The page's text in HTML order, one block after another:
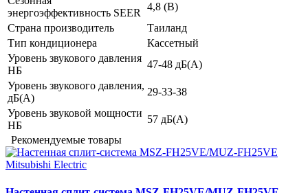
энергоэффективность SEER
4,8 (B)
Страна производитель
Таиланд
Тип кондиционера
Кассетный
Уровень звукового давления
НБ
47-48 дБ(А)
Уровень звукового давления,
дБ(А)
29-33-38
Уровень звуковой мощности
НБ
57 дБ(А)
Рекомендуемые товары